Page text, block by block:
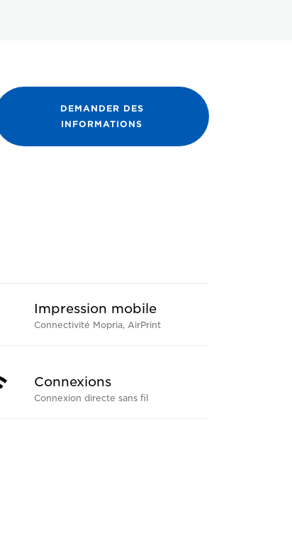
DEMANDER DES
INFORMATIONS
Impression mobile
Connectivité Mopria, AirPrint
Connexions
Connexion directe sans fil